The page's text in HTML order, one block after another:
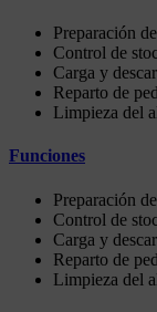
Preparación
Control de
Carga y
Reparto de
Limpieza del
Funciones
Preparación
Control de
Carga y
Reparto de
Limpieza del